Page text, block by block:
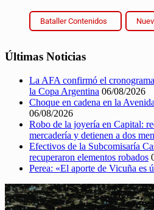
Bataller Contenidos
Últimas Noticias
La AFA confirmó el
la Copa Argentina 06/08/2026
Choque en cadena en la
06/08/2026
Robo de la joyería en Capital:
mercadería y detienen a dos
Efectivos de la Subcomisaría
recuperaron elementos robados
Perea: «El aporte de Vicuña es